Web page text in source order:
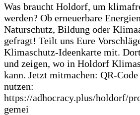
Was braucht Holdorf, um
werden? Ob erneuerbare
Naturschutz, Bildung oder
gefragt! Teilt uns Eure
Klimaschutz-Ideenkarte mit.
und zeigen, wo in Holdorf
kann. Jetzt mitmachen: QR-
nutzen:
https://adhocracy.plus/holdorf/
gemei